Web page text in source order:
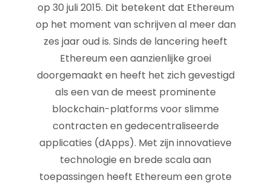
op 30 juli 2015. Dit betekent dat Ethereum
op het moment van schrijven al meer dan
zes jaar oud is. Sinds de lancering heeft
Ethereum een aanzienlijke groei
doorgemaakt en heeft het zich gevestigd
als een van de meest prominente
blockchain-platforms voor slimme
contracten en gedecentraliseerde
applicaties (dApps). Met zijn innovatieve
technologie en brede scala aan
toepassingen heeft Ethereum een grote